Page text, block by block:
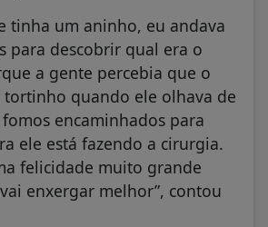
tinha um aninho, eu andava
para descobrir qual era o
a gente percebia que o
quando ele olhava de
encaminhados para
ele está fazendo a cirurgia.
felicidade muito grande
enxergar melhor”, contou